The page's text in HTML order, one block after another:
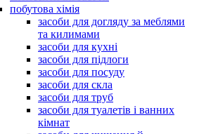
побутова хімія
засоби для догляду за меблями
та килимами
засоби для кухні
засоби для підлоги
засоби для посуду
засоби для скла
засоби для труб
засоби для туалетів і ванних
кімнат